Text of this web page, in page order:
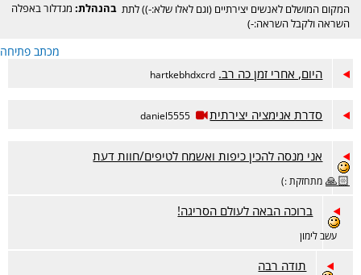
בהנהלת: מגדלור באפלה
המקום המושלם לאנשים יצירתיים (וגם לאלו שלא:-)) לתת
השראה ולקבל השראה:-)
מכתב פתיחה
היום, אחרי זמן כה רב. hartkebhdxcrd
סדרת אנימציה יצירתית daniel5555
אני מנסה להכין כיפות ואשמח לטיפים/חוות דעת
🙏🏻 מתחזקת :)
ברוכה הבאה לעולם הסריגה!
עשב לימון
תודה רבה